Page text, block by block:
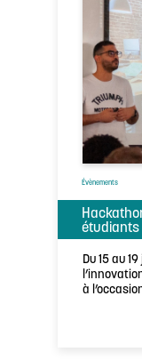
Évènements
étudiants
Du 15 au
à